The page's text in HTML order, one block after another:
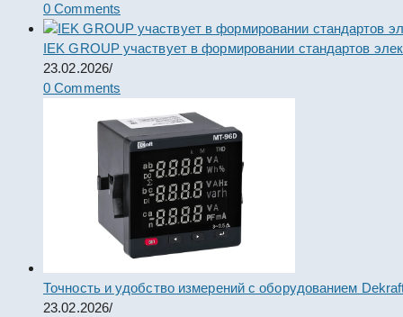
0 Comments
IEK GROUP участвует в формировании стандартов
23.02.2026/
0 Comments
Точность и удобство измерений с оборудованием
23.02.2026/